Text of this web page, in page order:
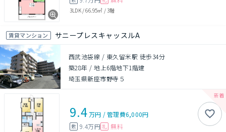
3LDK/66.95㎡ /3階
賃貸マンション サニープレスキャッスルA
西武池袋線 / 東久留米駅 徒歩34分
築28年 /地上6階地下1階建
埼玉県新座市野寺５
9.4万円 /管理費6,000円
敷 9.4万円 礼 無料